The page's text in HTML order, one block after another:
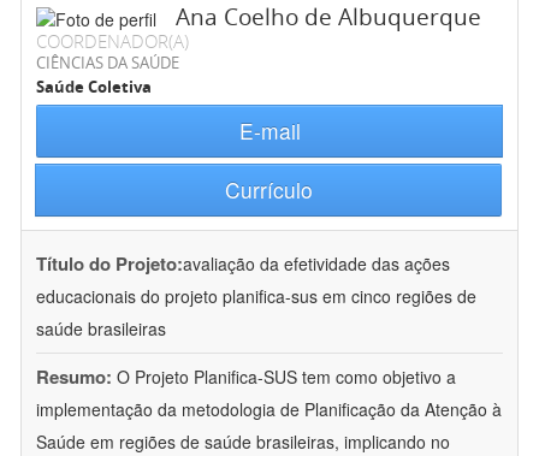
Ana Coelho de Albuquerque
COORDENADOR(A)
CIÊNCIAS DA SAÚDE
Saúde Coletiva
E-mail
Currículo
Título do Projeto:avaliação da efetividade das ações
educacionais do projeto planifica-sus em cinco regiões de
saúde brasileiras
Resumo: O Projeto Planifica-SUS tem como objetivo a
implementação da metodologia de Planificação da Atenção à
Saúde em regiões de saúde brasileiras, implicando no